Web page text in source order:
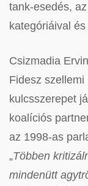
tank-esedés,
kategóriáival
Csizmadia
Fidesz
kulcsszerepet
koalíciós
az 1998-as
„Többen
mindenütt